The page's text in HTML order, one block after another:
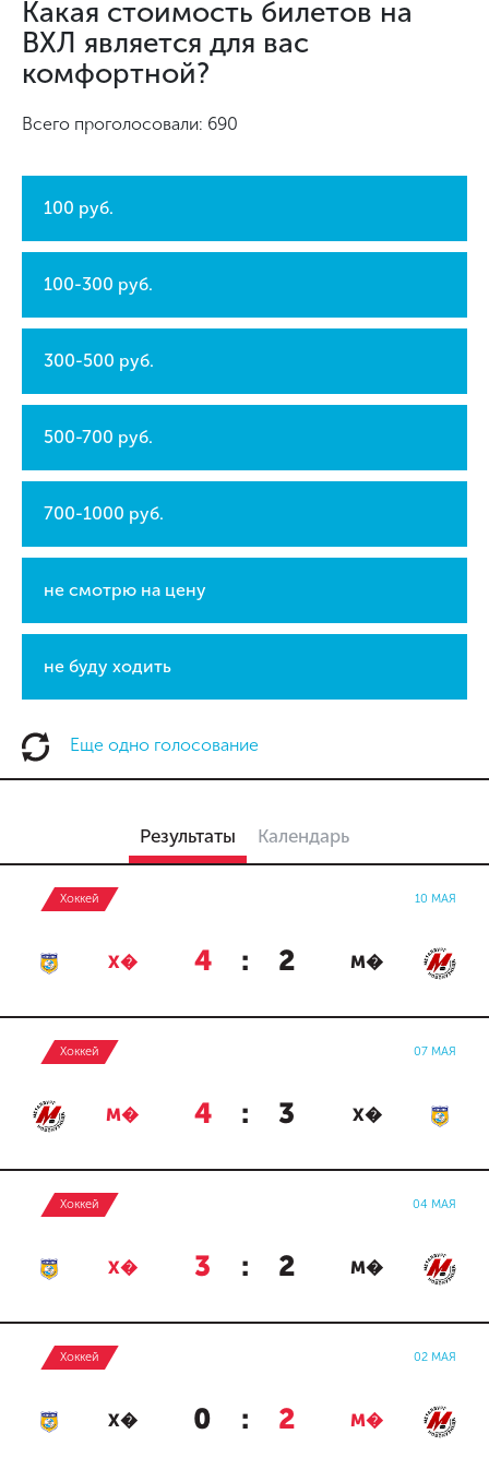
Какая стоимость билетов на
ВХЛ является для вас
комфортной?
Всего проголосовали: 690
100 руб.
100-300 руб.
300-500 руб.
500-700 руб.
700-1000 руб.
не смотрю на цену
не буду ходить
Еще одно голосование
Результаты Календарь
Хоккей 10 МАЯ
Х� 4 : 2 М�
Хоккей 07 МАЯ
М� 4 : 3 Х�
Хоккей 04 МАЯ
Х� 3 : 2 М�
Хоккей 02 МАЯ
Х� 0 : 2 М�